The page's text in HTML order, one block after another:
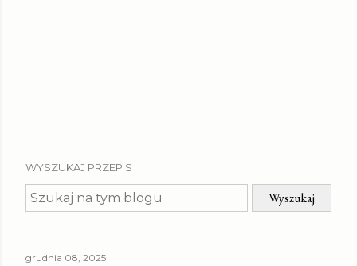
WYSZUKAJ PRZEPIS
grudnia 08, 2025